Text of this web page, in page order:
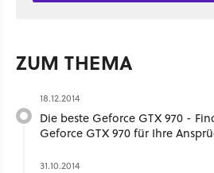
ZUM THEMA
18.12.2014
Die beste Geforce GTX 970 -
Geforce GTX 970 für Ihre
31.10.2014